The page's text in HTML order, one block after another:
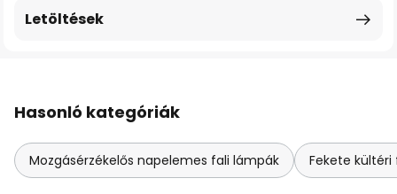
Letöltések
Hasonló kategóriák
Mozgásérzékelős napelemes fali lámpák Fekete